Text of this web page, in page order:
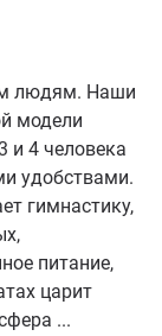
людям. Наши
модели
и 4 человека
удобствами.
гимнастику,
питание,
царит
...